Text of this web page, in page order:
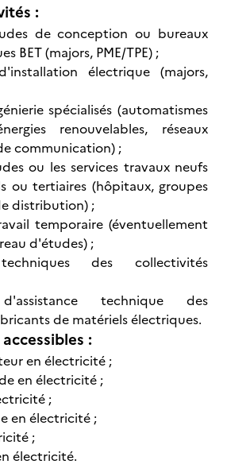
:
de conception ou bureaux
BET (majors, PME/TPE) ;
électrique (majors,
spécialisés (automatismes
renouvelables, réseaux
communication) ;
ou les services travaux neufs
ou tertiaires (hôpitaux, groupes
distribution) ;
temporaire (éventuellement
d'études) ;
des collectivités
technique des
de matériels électriques.
:
en électricité ;
en électricité ;
;
en électricité ;
;
électricité.